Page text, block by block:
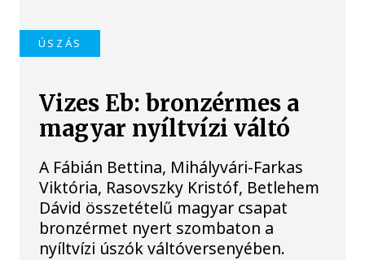
ÚSZÁS
Vizes Eb: bronzérmes a
magyar nyíltvízi váltó
A Fábián Bettina, Mihályvári-Farkas
Viktória, Rasovszky Kristóf, Betlehem
Dávid összetételű magyar csapat
bronzérmet nyert szombaton a
nyíltvízi úszók váltóversenyében.